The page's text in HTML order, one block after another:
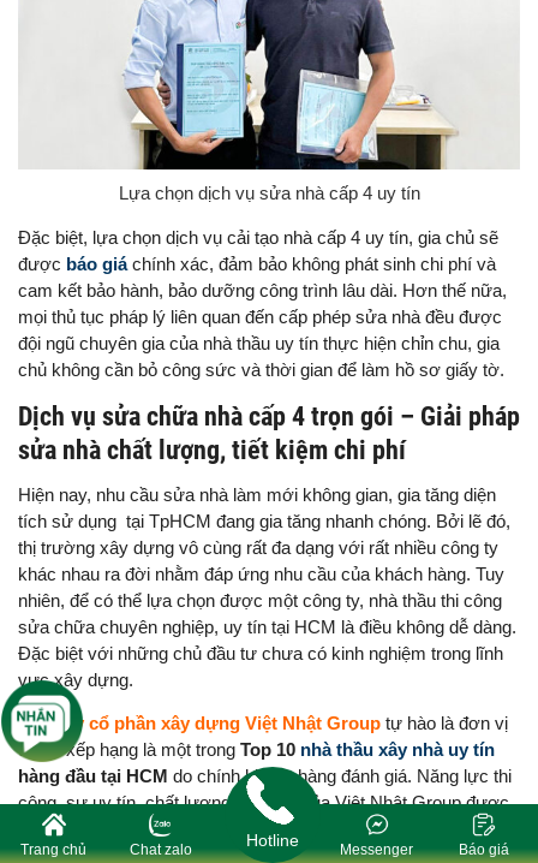
Lựa chọn dịch vụ sửa nhà cấp 4 uy tín
Đặc biệt, lựa chọn dịch vụ cải tạo nhà cấp 4 uy tín, gia chủ sẽ
được báo giáchính xác, đảm bảo không phát sinh chi phí và
cam kết bảo hành, bảo dưỡng công trình lâu dài. Hơn thế nữa,
mọi thủ tục pháp lý liên quan đến cấp phép sửa nhà đều được
đội ngũ chuyên gia của nhà thầu uy tín thực hiện chỉn chu, gia
chủ không cần bỏ công sức và thời gian để làm hồ sơ giấy tờ.
Dịch vụ sửa chữa nhà cấp 4 trọn gói – Giải pháp
sửa nhà chất lượng, tiết kiệm chi phí
Hiện nay, nhu cầu sửa nhà làm mới không gian, gia tăng diện
tích sử dụng tại TpHCM đang gia tăng nhanh chóng. Bởi lẽ đó,
thị trường xây dựng vô cùng rất đa dạng với rất nhiều công ty
khác nhau ra đời nhằm đáp ứng nhu cầu của khách hàng. Tuy
nhiên, để có thể lựa chọn được một công ty, nhà thầu thi công
sửa chữa chuyên nghiệp, uy tín tại HCM là điều không dễ dàng.
Đặc biệt với những chủ đầu tư chưa có kinh nghiệm trong lĩnh
vực xây dựng.
Công ty cổ phần xây dựng Việt Nhật Group tự hào là đơn vị
được xếp hạng là một trong Top 10 nhà thầu xây nhà uy tín
hàng đầu tại HCM do chính khách hàng đánh giá. Năng lực thi
công, sự uy tín, chất lượng thi công của Việt Nhật Group được
đánh giá dựa trên chất lượng hơn +3000 công trình đã được
hoàn thành và nhận phản hồi tích từ hơn +10000 khách hàng
Trang chủ Chat zalo Báo giá
Messenger
Hotline